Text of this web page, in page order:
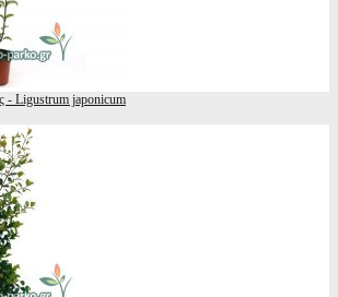
- Ligustrum japonicum